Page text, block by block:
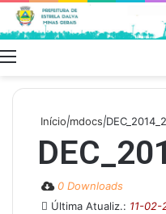
Início|mdocs|
0 Downloads
Última Atualiz.: 11-02-